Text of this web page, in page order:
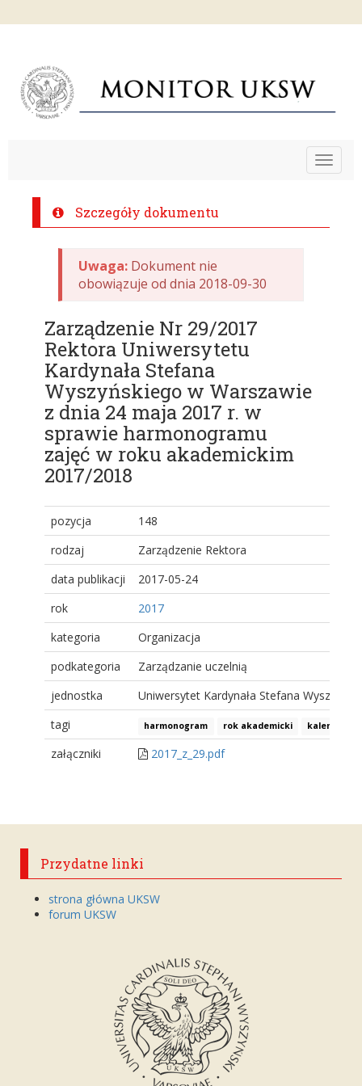
Toggle
Szczegóły dokumentu
Uwaga: Dokument nie
obowiązuje od dnia 2018-09-30
Zarządzenie Nr 29/2017
Rektora Uniwersytetu
Kardynała Stefana
Wyszyńskiego w Warszawie
z dnia 24 maja 2017 r. w
sprawie harmonogramu
zajęć w roku akademickim
2017/2018
pozycja
148
rodzaj
Zarządzenie Rektora
data publikacji
2017-05-24
rok
2017
kategoria
Organizacja
podkategoria
Zarządzanie uczelnią
jednostka
Uniwersytet Kardynała Stefana
tagi
harmonogram rok akademicki kalendarz
załączniki 2017_z_29.pdf
Przydatne linki
strona główna UKSW
forum UKSW